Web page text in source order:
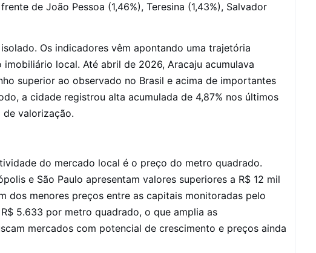
de João Pessoa (1,46%), Teresina (1,43%), Salvador
Os indicadores vêm apontando uma trajetória
local. Até abril de 2026, Aracaju acumulava
superior ao observado no Brasil e acima de importantes
a cidade registrou alta acumulada de 4,87% nos últimos
de valorização.
do mercado local é o preço do metro quadrado.
e São Paulo apresentam valores superiores a R$ 12 mil
dos menores preços entre as capitais monitoradas pelo
5.633 por metro quadrado, o que amplia as
mercados com potencial de crescimento e preços ainda